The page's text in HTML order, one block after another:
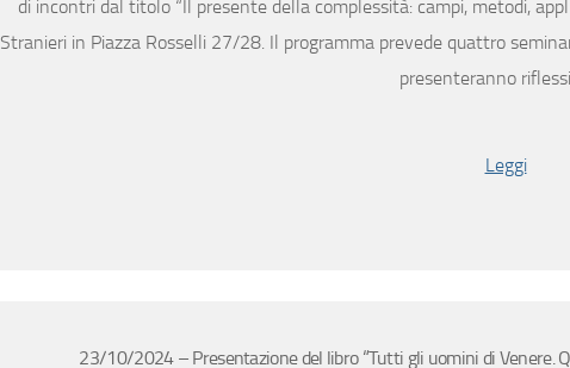
di incontri dal titolo “Il presente della complessità: campi, metodi,
Stranieri in Piazza Rosselli 27/28. Il programma prevede quattro
presenteranno
Leggi
23/10/2024 – Presentazione del libro “Tutti gli uomini di Venere.